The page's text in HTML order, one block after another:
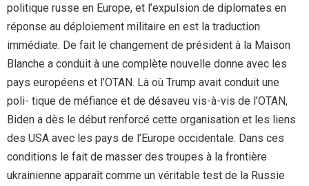
politique russe en Europe, et l’expulsion de diplomates en
réponse au déploiement militaire en est la traduction
immédiate. De fait le changement de président à la Maison
Blanche a conduit à une complète nouvelle donne avec les
pays européens et l’OTAN. Là où Trump avait conduit une
poli- tique de méfiance et de désaveu vis-à-vis de l’OTAN,
Biden a dès le début renforcé cette organisation et les liens
des USA avec les pays de l’Europe occidentale. Dans ces
conditions le fait de masser des troupes à la frontière
ukrainienne apparaît comme un véritable test de la Russie